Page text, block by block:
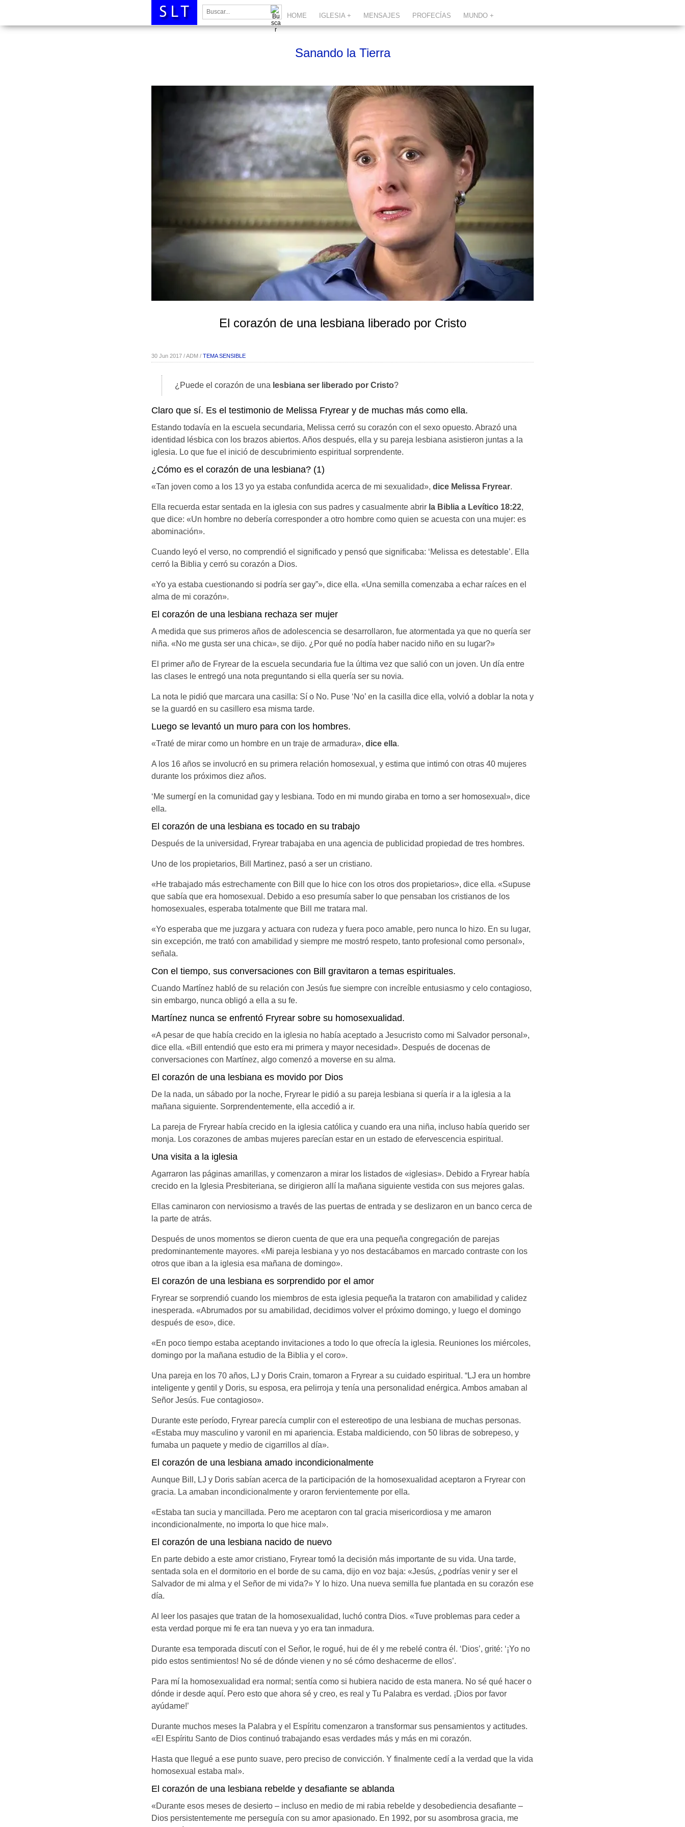
Buscar:
HOME IGLESIA + MENSAJES PROFECÍAS MUNDO +
Sanando la Tierra
El corazón de una lesbiana liberado por Cristo
30 Jun 2017 / ADM / TEMA SENSIBLE
¿Puede el corazón de una lesbiana ser liberado por Cristo?
Claro que sí. Es el testimonio de Melissa Fryrear y de muchas más como ella.
Estando todavía en la escuela secundaria, Melissa cerró su corazón con el sexo opuesto. Abrazó una
identidad lésbica con los brazos abiertos. Años después, ella y su pareja lesbiana asistieron juntas a la
iglesia. Lo que fue el inició de descubrimiento espiritual sorprendente.
¿Cómo es el corazón de una lesbiana? (1)
«Tan joven como a los 13 yo ya estaba confundida acerca de mi sexualidad», dice Melissa Fryrear.
Ella recuerda estar sentada en la iglesia con sus padres y casualmente abrir la Biblia a Levítico 18:22,
que dice: «Un hombre no debería corresponder a otro hombre como quien se acuesta con una mujer: es
abominación».
Cuando leyó el verso, no comprendió el significado y pensó que significaba: ‘Melissa es detestable’. Ella
cerró la Biblia y cerró su corazón a Dios.
«Yo ya estaba cuestionando si podría ser gay”», dice ella. «Una semilla comenzaba a echar raíces en el
alma de mi corazón».
El corazón de una lesbiana rechaza ser mujer
A medida que sus primeros años de adolescencia se desarrollaron, fue atormentada ya que no quería ser
niña. «No me gusta ser una chica», se dijo. ¿Por qué no podía haber nacido niño en su lugar?»
El primer año de Fryrear de la escuela secundaria fue la última vez que salió con un joven. Un día entre
las clases le entregó una nota preguntando si ella quería ser su novia.
La nota le pidió que marcara una casilla: Sí o No. Puse ‘No’ en la casilla dice ella, volvió a doblar la nota y
se la guardó en su casillero esa misma tarde.
Luego se levantó un muro para con los hombres.
«Traté de mirar como un hombre en un traje de armadura», dice ella.
A los 16 años se involucró en su primera relación homosexual, y estima que intimó con otras 40 mujeres
durante los próximos diez años.
‘Me sumergí en la comunidad gay y lesbiana. Todo en mi mundo giraba en torno a ser homosexual», dice
ella.
El corazón de una lesbiana es tocado en su trabajo
Después de la universidad, Fryrear trabajaba en una agencia de publicidad propiedad de tres hombres.
Uno de los propietarios, Bill Martinez, pasó a ser un cristiano.
«He trabajado más estrechamente con Bill que lo hice con los otros dos propietarios», dice ella. «Supuse
que sabía que era homosexual. Debido a eso presumía saber lo que pensaban los cristianos de los
homosexuales, esperaba totalmente que Bill me tratara mal.
«Yo esperaba que me juzgara y actuara con rudeza y fuera poco amable, pero nunca lo hizo. En su lugar,
sin excepción, me trató con amabilidad y siempre me mostró respeto, tanto profesional como personal»,
señala.
Con el tiempo, sus conversaciones con Bill gravitaron a temas espirituales.
Cuando Martínez habló de su relación con Jesús fue siempre con increíble entusiasmo y celo contagioso,
sin embargo, nunca obligó a ella a su fe.
Martínez nunca se enfrentó Fryrear sobre su homosexualidad.
«A pesar de que había crecido en la iglesia no había aceptado a Jesucristo como mi Salvador personal»,
dice ella. «Bill entendió que esto era mi primera y mayor necesidad». Después de docenas de
conversaciones con Martínez, algo comenzó a moverse en su alma.
El corazón de una lesbiana es movido por Dios
De la nada, un sábado por la noche, Fryrear le pidió a su pareja lesbiana si quería ir a la iglesia a la
mañana siguiente. Sorprendentemente, ella accedió a ir.
La pareja de Fryrear había crecido en la iglesia católica y cuando era una niña, incluso había querido ser
monja. Los corazones de ambas mujeres parecían estar en un estado de efervescencia espiritual.
Una visita a la iglesia
Agarraron las páginas amarillas, y comenzaron a mirar los listados de «iglesias». Debido a Fryrear había
crecido en la Iglesia Presbiteriana, se dirigieron allí la mañana siguiente vestida con sus mejores galas.
Ellas caminaron con nerviosismo a través de las puertas de entrada y se deslizaron en un banco cerca de
la parte de atrás.
Después de unos momentos se dieron cuenta de que era una pequeña congregación de parejas
predominantemente mayores. «Mi pareja lesbiana y yo nos destacábamos en marcado contraste con los
otros que iban a la iglesia esa mañana de domingo».
El corazón de una lesbiana es sorprendido por el amor
Fryrear se sorprendió cuando los miembros de esta iglesia pequeña la trataron con amabilidad y calidez
inesperada. «Abrumados por su amabilidad, decidimos volver el próximo domingo, y luego el domingo
después de eso», dice.
«En poco tiempo estaba aceptando invitaciones a todo lo que ofrecía la iglesia. Reuniones los miércoles,
domingo por la mañana estudio de la Biblia y el coro».
Una pareja en los 70 años, LJ y Doris Crain, tomaron a Fryrear a su cuidado espiritual. “LJ era un hombre
inteligente y gentil y Doris, su esposa, era pelirroja y tenía una personalidad enérgica. Ambos amaban al
Señor Jesús. Fue contagioso».
Durante este período, Fryrear parecía cumplir con el estereotipo de una lesbiana de muchas personas.
«Estaba muy masculino y varonil en mi apariencia. Estaba maldiciendo, con 50 libras de sobrepeso, y
fumaba un paquete y medio de cigarrillos al día».
El corazón de una lesbiana amado incondicionalmente
Aunque Bill, LJ y Doris sabían acerca de la participación de la homosexualidad aceptaron a Fryrear con
gracia. La amaban incondicionalmente y oraron fervientemente por ella.
«Estaba tan sucia y mancillada. Pero me aceptaron con tal gracia misericordiosa y me amaron
incondicionalmente, no importa lo que hice mal».
El corazón de una lesbiana nacido de nuevo
En parte debido a este amor cristiano, Fryrear tomó la decisión más importante de su vida. Una tarde,
sentada sola en el dormitorio en el borde de su cama, dijo en voz baja: «Jesús, ¿podrías venir y ser el
Salvador de mi alma y el Señor de mi vida?» Y lo hizo. Una nueva semilla fue plantada en su corazón ese
día.
Al leer los pasajes que tratan de la homosexualidad, luchó contra Dios. «Tuve problemas para ceder a
esta verdad porque mi fe era tan nueva y yo era tan inmadura.
Durante esa temporada discutí con el Señor, le rogué, hui de él y me rebelé contra él. ‘Dios’, grité: ‘¡Yo no
pido estos sentimientos! No sé de dónde vienen y no sé cómo deshacerme de ellos’.
Para mí la homosexualidad era normal; sentía como si hubiera nacido de esta manera. No sé qué hacer o
dónde ir desde aquí. Pero esto que ahora sé y creo, es real y Tu Palabra es verdad. ¡Dios por favor
ayúdame!’
Durante muchos meses la Palabra y el Espíritu comenzaron a transformar sus pensamientos y actitudes.
«El Espíritu Santo de Dios continuó trabajando esas verdades más y más en mi corazón.
Hasta que llegué a ese punto suave, pero preciso de convicción. Y finalmente cedí a la verdad que la vida
homosexual estaba mal».
El corazón de una lesbiana rebelde y desafiante se ablanda
«Durante esos meses de desierto – incluso en medio de mi rabia rebelde y desobediencia desafiante –
Dios persistentemente me perseguía con su amor apasionado. En 1992, por su asombrosa gracia, me